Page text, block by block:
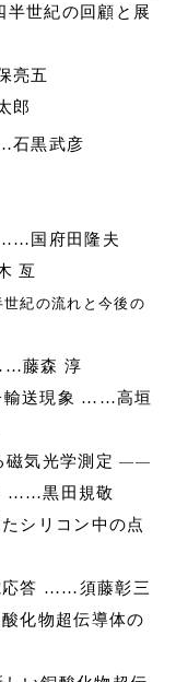
半世紀の回顧と展
亮五
郎
黒武彦
国府田隆夫
亙
紀の流れと今後の
藤森 淳
輸送現象 ……高垣
磁気光学測定――
……黒田規敬
シリコン中の点
応答 ……須藤彰三
化物超伝導体の